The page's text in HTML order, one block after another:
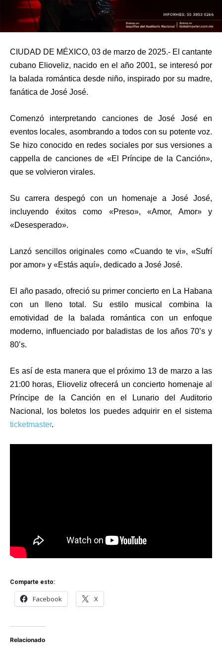
CIUDAD DE MÉXICO, 03 de marzo de 2025.- El cantante
cubano Elioveliz, nacido en el año 2001, se interesó por
la balada romántica desde niño, inspirado por su madre,
fanática de José José.
Comenzó interpretando canciones de José José en
eventos locales, asombrando a todos con su potente voz.
Se hizo conocido en redes sociales por sus versiones a
cappella de canciones de «El Príncipe de la Canción»,
que se volvieron virales.
Su carrera despegó con un homenaje a José José,
incluyendo éxitos como «Preso», «Amor, Amor» y
«Desesperado».
Lanzó sencillos originales como «Cuando te vi», «Sufrí
por amor» y «Estás aquí», dedicado a José José.
El año pasado, ofreció su primer concierto en La Habana
con un lleno total. Su estilo musical combina la
emotividad de la balada romántica con un enfoque
moderno, influenciado por baladistas de los años 70’s y
80’s.
Es así de esta manera que el próximo 13 de marzo a las
21:00 horas, Elioveliz ofrecerá un concierto homenaje al
Príncipe de la Canción en el Lunario del Auditorio
Nacional, los boletos los puedes adquirir en el sistema
ticketmaster.
Comparte esto:
Facebook X
Relacionado